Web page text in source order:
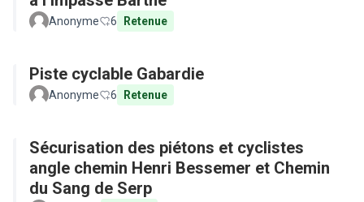
Anonyme 6 Retenue
Piste cyclable Gabardie
Anonyme 6 Retenue
Sécurisation des piétons et cyclistes
angle chemin Henri Bessemer et Chemin
du Sang de Serp